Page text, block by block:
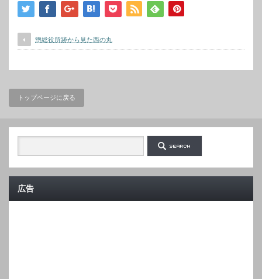
惣総役所跡から見た西の丸
トップページに戻る
広告